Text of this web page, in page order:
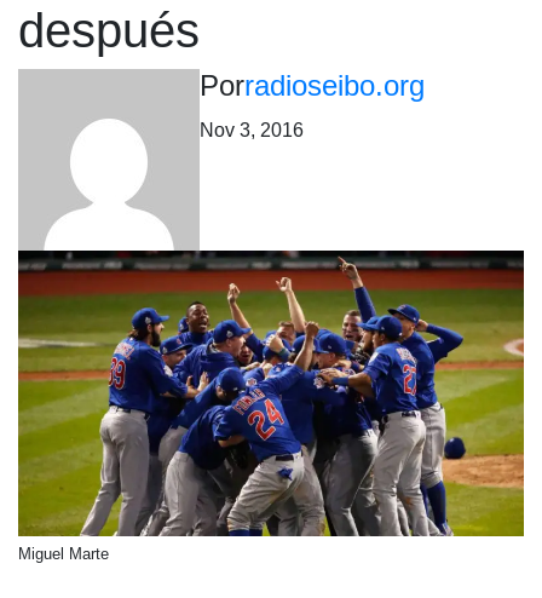
después
Porradioseibo.org
Nov 3, 2016
Miguel Marte